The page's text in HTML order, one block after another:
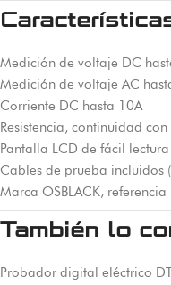
Medición de voltaje DC
Medición de voltaje AC
Corriente DC hasta 10A
Resistencia, continuidad
Pantalla LCD de fácil lectura
Cables de prueba incluidos
Marca OSBLACK,
También lo
Probador digital eléctrico